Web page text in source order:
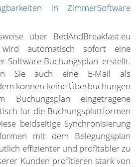
in ZimmerSoftware
über BedAndBreakfast.eu
automatisch sofort eine
Software-Buchungsplan erstellt.
Sie auch eine E-Mail als
können keine Überbuchungen
eingetragene
für die Buchungsplattformen
beidseitige Synchronisierung
mit dem Belegungsplan
effizienter und profitabler zu
Kunden profitieren stark von